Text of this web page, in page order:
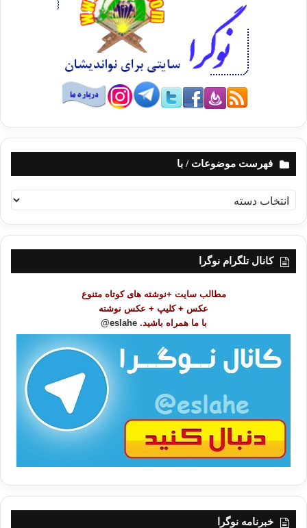
فهرست موضوعات / با
ه
ر
کانال تلگرام نوگرا
مطالب سایت +نوشته های کوتاه متنوع
عکس + کلیپ + عکس نوشته
با ما همراه باشید. eslahe@
خبرنامه نوگرا